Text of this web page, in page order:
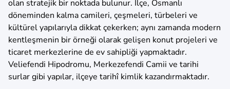
olan stratejik bir noktada bulunur. İlçe, Osmanlı
döneminden kalma camileri, çeşmeleri, türbeleri ve
kültürel yapılarıyla dikkat çekerken; aynı zamanda modern
kentleşmenin bir örneği olarak gelişen konut projeleri ve
ticaret merkezlerine de ev sahipliği yapmaktadır.
Veliefendi Hipodromu, Merkezefendi Camii ve tarihi
surlar gibi yapılar, ilçeye tarihî kimlik kazandırmaktadır.